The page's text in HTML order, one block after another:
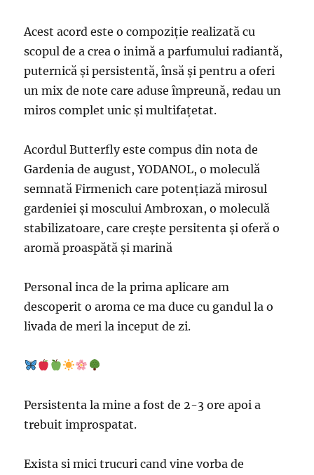
Acest acord este o compoziție realizată cu
scopul de a crea o inimă a parfumului radiantă,
puternică și persistentă, însă și pentru a oferi
un mix de note care aduse împreună, redau un
miros complet unic și multifațetat.
Acordul Butterfly este compus din nota de
Gardenia de august, YODANOL, o moleculă
semnată Firmenich care potențiază mirosul
gardeniei și moscului Ambroxan, o moleculă
stabilizatoare, care crește persitenta și oferă o
aromă proaspătă și marină
Personal inca de la prima aplicare am
descoperit o aroma ce ma duce cu gandul la o
livada de meri la inceput de zi.
Persistenta la mine a fost de 2-3 ore apoi a
trebuit improspatat.
Exista si mici trucuri cand vine vorba de